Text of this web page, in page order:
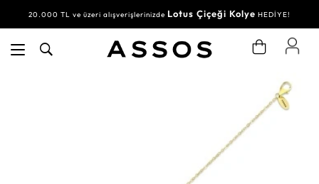
20.000 TL ve üzeri alışverişlerinizde Lotus Çiçeği Kolye HEDİYE!